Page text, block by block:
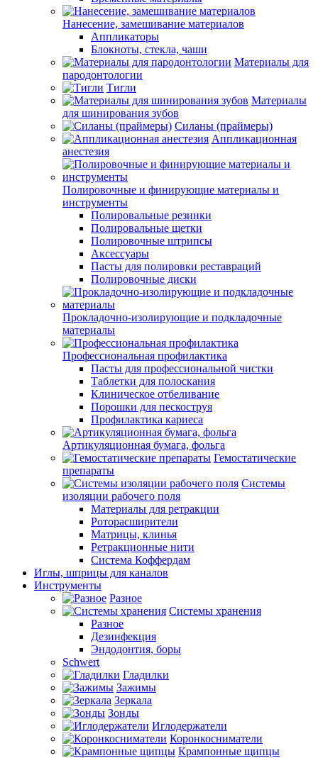
Нанесение, замешивание материалов
Аппликаторы
Блокноты, стекла, чаши
Материалы для
пародонтологии
Тигли
Материалы
для шинирования зубов
Силаны (праймеры)
Аппликационная
анестезия
Полировочные и финирующие материалы и
инструменты
Полировальные резинки
Полировальные щетки
Полировочные штрипсы
Аксессуары
Пасты для полировки реставраций
Полировочные диски
Прокладочно-изолирующие и подкладочные
материалы
Профессиональная профилактика
Пасты для профессиональной чистки
Таблетки для полоскания
Клиническое отбеливание
Порошки для пескоструя
Профилактика кариеса
Артикуляционная бумага, фольга
Гемостатические
препараты
Системы
изоляции рабочего поля
Материалы для ретракции
Роторасширители
Матрицы, клинья
Ретракционные нити
Система Коффердам
Иглы, шприцы для каналов
Инструменты
Разное
Системы хранения
Разное
Дезинфекция
Эндодонтия, боры
Schwert
Гладилки
Зажимы
Зеркала
Зонды
Иглодержатели
Коронкосниматели
Крампонные щипцы